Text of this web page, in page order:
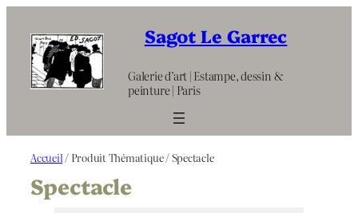
contenu
Sagot Le Garrec
Galerie d’art | Estampe, dessin &
peinture | Paris
Accueil / Produit Thématique / Spectacle
Spectacle